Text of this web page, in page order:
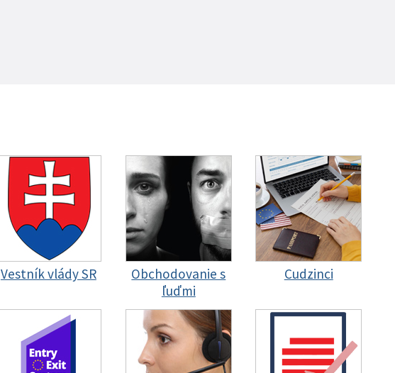
Vestník vlády SR
Obchodovanie s
ľuďmi
Cudzinci